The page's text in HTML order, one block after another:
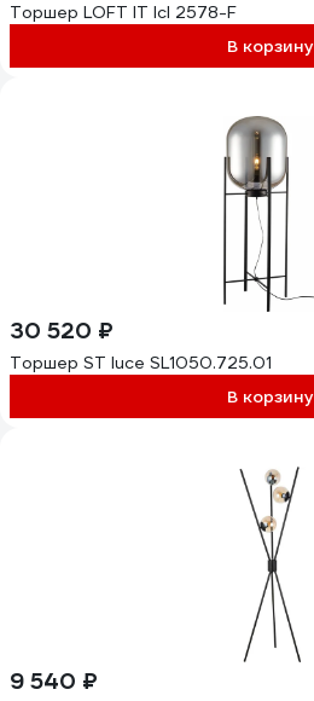
Торшер LOFT IT Icl 2578-F
В корзину
30 520 ₽
Торшер ST luce SL1050.725.01
В корзину
9 540 ₽